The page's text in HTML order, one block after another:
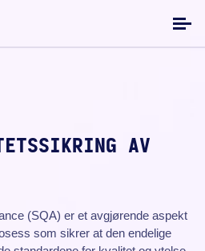
AV
(SQA) er et avgjørende aspekt
som sikrer at den endelige